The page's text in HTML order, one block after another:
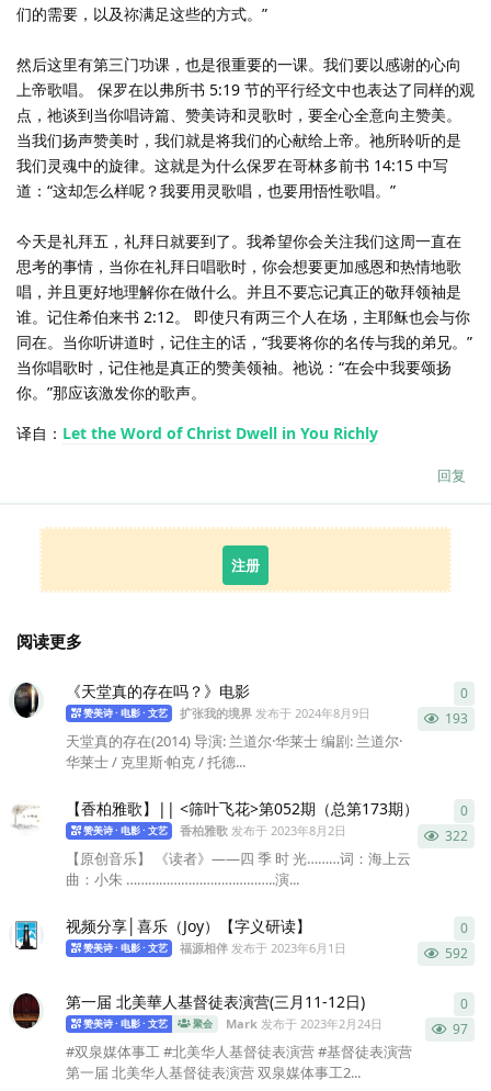
们的需要，以及祢满足这些的方式。”
然后这里有第三门功课，也是很重要的一课。我们要以感谢的心向
上帝歌唱。 保罗在以弗所书 5:19 节的平行经文中也表达了同样的观
点，祂谈到当你唱诗篇、赞美诗和灵歌时，要全心全意向主赞美。
当我们扬声赞美时，我们就是将我们的心献给上帝。祂所聆听的是
我们灵魂中的旋律。这就是为什么保罗在哥林多前书 14:15 中写
道：“这却怎么样呢？我要用灵歌唱，也要用悟性歌唱。”
今天是礼拜五，礼拜日就要到了。我希望你会关注我们这周一直在
思考的事情，当你在礼拜日唱歌时，你会想要更加感恩和热情地歌
唱，并且更好地理解你在做什么。并且不要忘记真正的敬拜领袖是
谁。记住希伯来书 2:12。 即使只有两三个人在场，主耶稣也会与你
同在。当你听讲道时，记住主的话，“我要将你的名传与我的弟兄。”
当你唱歌时，记住祂是真正的赞美领袖。祂说：“在会中我要颂扬
你。”那应该激发你的歌声。
译自： Let the Word of Christ Dwell in You Richly
回复
注册
阅读更多
《天堂真的存在吗？》电影
赞美诗 · 电影 · 文艺 扩张我的境界 发布于2024年8月9日 193
天堂真的存在(2014) 导演: 兰道尔·华莱士 编剧: 兰道尔·
华莱士 / 克里斯·帕克 / 托德...
0
【香柏雅歌】|| <筛叶飞花>第052期（总第173期）
赞美诗 · 电影 · 文艺 香柏雅歌 发布于2023年8月2日 322
【原创音乐】 《读者》——四 季 时 光………词：海上云
曲：小朱 …………………………………..演...
0
视频分享│喜乐（Joy）【字义研读】
赞美诗 · 电影 · 文艺 福源相伴 发布于2023年6月1日 592
0
第一届 北美華人基督徒表演营(三月11-12日)
赞美诗 · 电影 · 文艺 聚会 Mark发布于 2023年2月24日 97
#双泉媒体事工 #北美华人基督徒表演营 #基督徒表演营
第一届 北美华人基督徒表演营 双泉媒体事工2...
0